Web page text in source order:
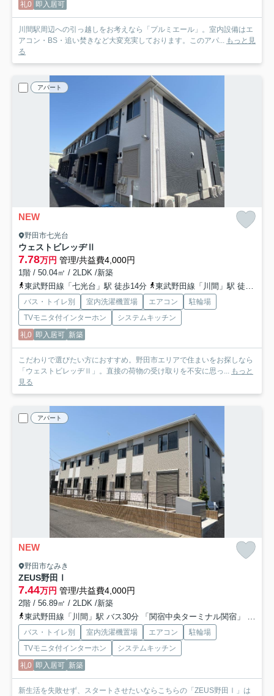
礼0 即入居可
川間駅周辺への引っ越しをお考えなら「プルミエール」。室内設備はエ
アコン・BS・追い焚きなど大変充実しております。このアパ... もっと見
る
アパート
NEW
野田市七光台
ウェストビレッヂⅡ
7.78万円 管理/共益費4,000円
1階 / 50.04㎡ / 2LDK /新築
東武野田線「七光台」駅 徒歩14分
東武野田線「川間」駅 徒歩22分
バス・トイレ別 室内洗濯機置場 エアコン
駐輪場
TVモニタ付インターホン
システムキッチン
礼0 即入居可 新築
こだわりで選びたい方におすすめ。野田市エリアで住まいをお探しなら
「ウェストビレッヂⅡ」。直接の荷物の受け取りを不安に思っ... もっと
見る
アパート
NEW
野田市なみき
ZEUS野田Ⅰ
7.44万円 管理/共益費4,000円
2階 / 56.89㎡ / 2LDK /新築
東武野田線「川間」駅 バス30分 「関宿中央ターミナル関宿」 停歩10分
バス・トイレ別 室内洗濯機置場 エアコン
駐輪場
TVモニタ付インターホン
システムキッチン
礼0 即入居可 新築
新生活を失敗せず、スタートさせたいならこちらの「ZEUS野田Ⅰ」は